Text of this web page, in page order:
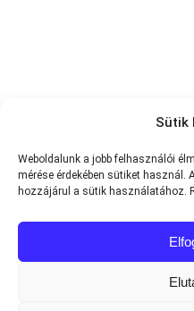
Sütik
Weboldalunk a jobb felhasználói
mérése érdekében sütiket használ.
hozzájárul a sütik használatához.